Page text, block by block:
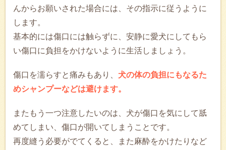
んからお願いされた場合には、その指示に従うように
します。
基本的には傷口には触らずに、安静に愛犬にしてもら
い傷口に負担をかけないように生活しましょう。
傷口を濡らすと痛みもあり、 犬の体の負担にもなるた
めシャンプーなどは避けます。
またもう一つ注意したいのは、犬が傷口を気にして舐
めてしまい、傷口が開いてしまうことです。
再度縫う必要がでてくると、また麻酔をかけたりなど